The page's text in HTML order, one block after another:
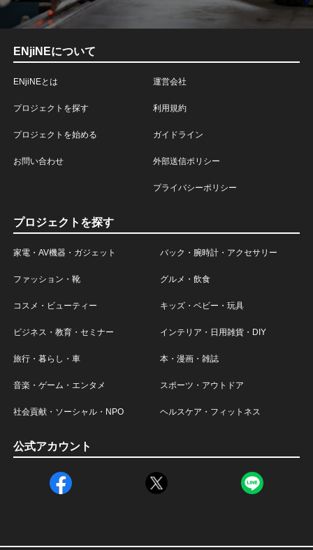
ENjiNEについて
ENjiNEとは
プロジェクトを探す
プロジェクトを始める
お問い合わせ
運営会社
利用規約
ガイドライン
外部送信ポリシー
プライバシーポリシー
プロジェクトを探す
家電・AV機器・ガジェット バック・腕時計・アクセサリー
ファッション・靴 グルメ・飲食
コスメ・ビューティー キッズ・ベビー・玩具
ビジネス・教育・セミナー インテリア・日用雑貨・DIY
旅行・暮らし・車 本・漫画・雑誌
音楽・ゲーム・エンタメ スポーツ・アウトドア
社会貢献・ソーシャル・NPO ヘルスケア・フィットネス
公式アカウント